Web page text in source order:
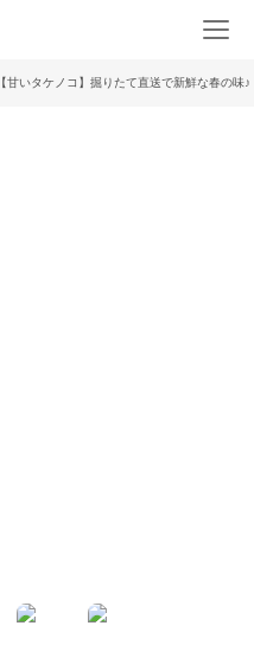
【甘いタケノコ】掘りたて直送で新鮮な春の味♪